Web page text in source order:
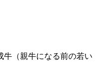
牛（親牛になる前の若い